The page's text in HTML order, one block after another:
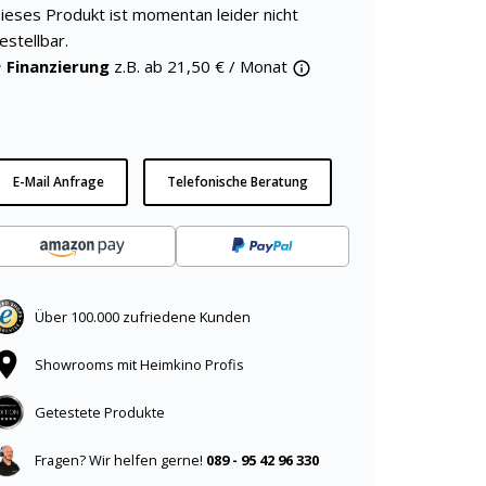
Produkt ist momentan leider nicht
Finanzierung z.B. ab 21,50 € / Monat
E-Mail Anfrage Telefonische Beratung
Über 100.000 zufriedene Kunden
Showrooms mit Heimkino Profis
Getestete Produkte
Fragen? Wir helfen gerne! 089 - 95 42 96 330